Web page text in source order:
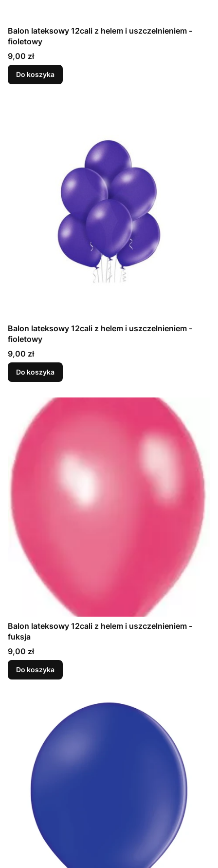
Balon lateksowy 12cali z helem i uszczelnieniem -
fioletowy
Cena
9,00 zł
Do koszyka
Balon lateksowy 12cali z helem i uszczelnieniem -
fioletowy
Cena
9,00 zł
Do koszyka
Balon lateksowy 12cali z helem i uszczelnieniem -
fuksja
Cena
9,00 zł
Do koszyka